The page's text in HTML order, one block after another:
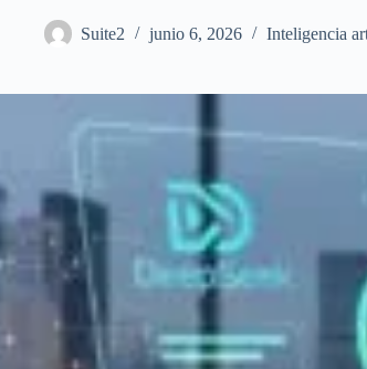
Suite2 junio 6, 2026 Inteligencia